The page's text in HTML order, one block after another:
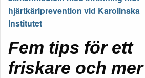
hjärtkärlprevention vid Karolinska
Institutet
Fem tips för ett
friskare och mer